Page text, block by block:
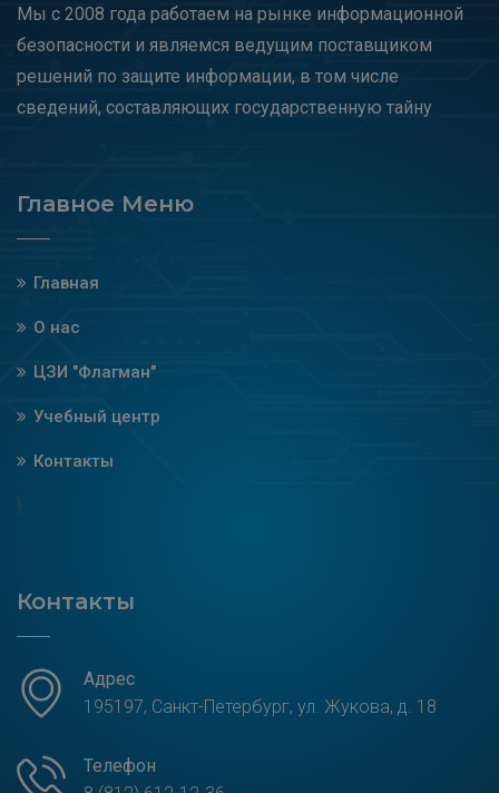
Мы с 2008 года работаем на рынке информационной
безопасности и являемся ведущим поставщиком
решений по защите информации, в том числе
сведений, составляющих государственную тайну
Главное Меню
Главная
О нас
ЦЗИ "Флагман"
Учебный центр
Контакты
}
Контакты
Адрес
195197, Санкт-Петербург, ул. Жукова, д. 18
Телефон